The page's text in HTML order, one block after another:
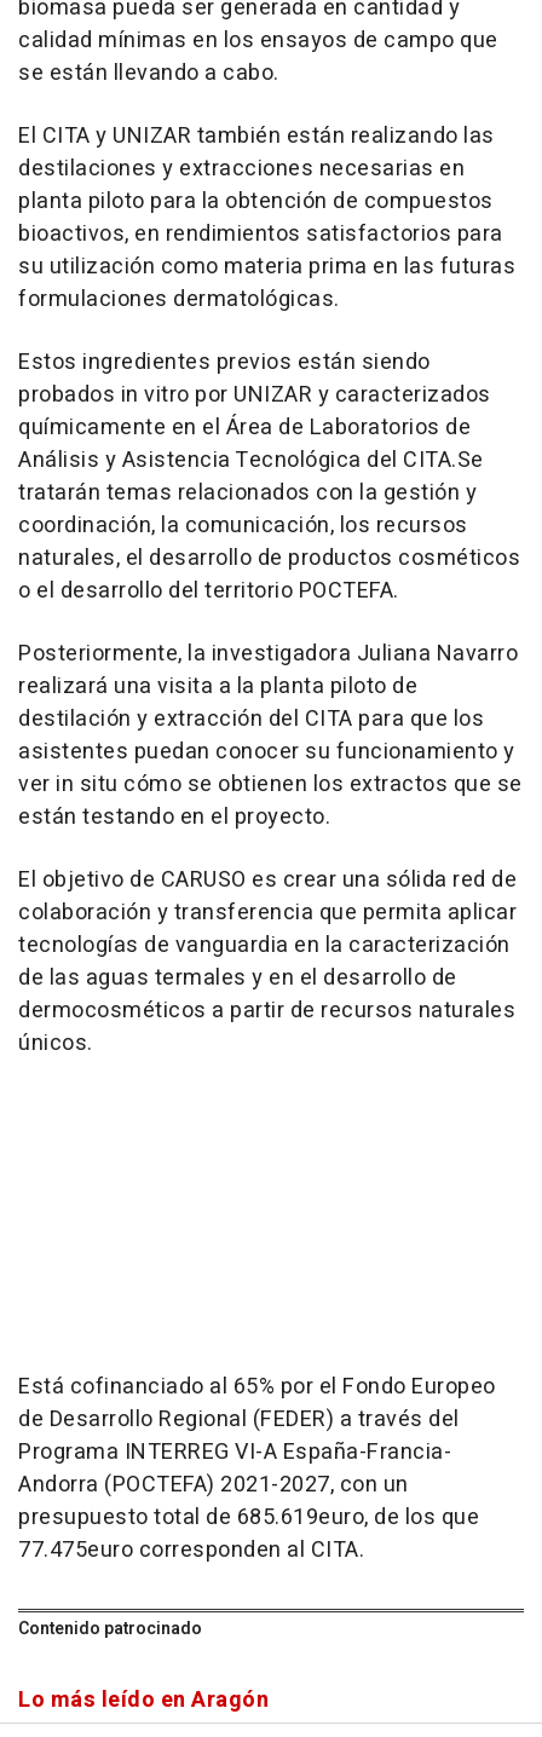
biomasa pueda ser generada en cantidad y
calidad mínimas en los ensayos de campo que
se están llevando a cabo.
El CITA y UNIZAR también están realizando las
destilaciones y extracciones necesarias en
planta piloto para la obtención de compuestos
bioactivos, en rendimientos satisfactorios para
su utilización como materia prima en las futuras
formulaciones dermatológicas.
Estos ingredientes previos están siendo
probados in vitro por UNIZAR y caracterizados
químicamente en el Área de Laboratorios de
Análisis y Asistencia Tecnológica del CITA.Se
tratarán temas relacionados con la gestión y
coordinación, la comunicación, los recursos
naturales, el desarrollo de productos cosméticos
o el desarrollo del territorio POCTEFA.
Posteriormente, la investigadora Juliana Navarro
realizará una visita a la planta piloto de
destilación y extracción del CITA para que los
asistentes puedan conocer su funcionamiento y
ver in situ cómo se obtienen los extractos que se
están testando en el proyecto.
El objetivo de CARUSO es crear una sólida red de
colaboración y transferencia que permita aplicar
tecnologías de vanguardia en la caracterización
de las aguas termales y en el desarrollo de
dermocosméticos a partir de recursos naturales
únicos.
Está cofinanciado al 65% por el Fondo Europeo
de Desarrollo Regional (FEDER) a través del
Programa INTERREG VI-A España-Francia-
Andorra (POCTEFA) 2021-2027, con un
presupuesto total de 685.619euro, de los que
77.475euro corresponden al CITA.
Contenido patrocinado
Lo más leído en Aragón